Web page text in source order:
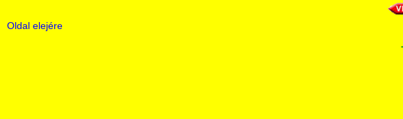
Oldal elejére